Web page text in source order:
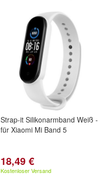
Strap-it Silikonarmband Weiß -
für Xiaomi Mi Band 5
18,49 €
Kostenloser Versand